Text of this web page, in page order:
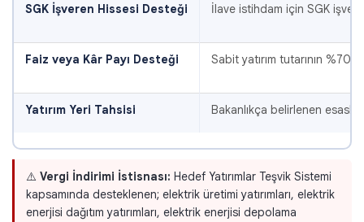
SGK İşveren Hissesi Desteği İlave istihdam için SGK
Faiz veya Kâr Payı Desteği Sabit yatırım tutarının
Yatırım Yeri Tahsisi Bakanlıkça belirlenen
⚠️ Vergi İndirimi İstisnası: Hedef Yatırımlar Teşvik Sistemi
kapsamında desteklenen; elektrik üretimi yatırımları, elektrik
enerjisi dağıtım yatırımları, elektrik enerjisi depolama